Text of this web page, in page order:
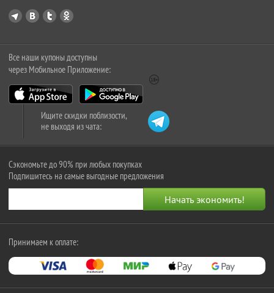
Все наши купоны доступны
через Мобильное Приложение:
Ищите скидки поблизости,
не выходя из чата:
Сэкономьте до 90% при любых покупках
Подпишитесь на самые выгодные предложения
Принимаем к оплате: